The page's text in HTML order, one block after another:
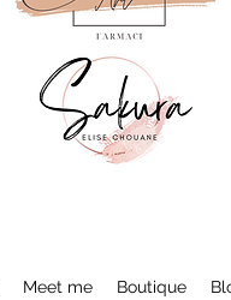
Meet me Boutique